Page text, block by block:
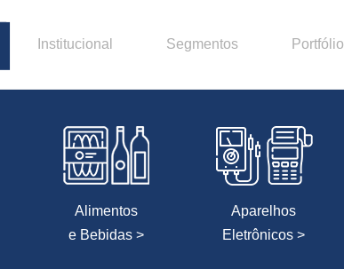
Institucional Segmentos Portfólio
Alimentos
e Bebidas >
Aparelhos
Eletrônicos >